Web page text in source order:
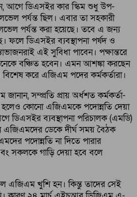
আগে ডিএসইর কার স্কিম শুধু উপ-
পর্যন্ত ছিল। এবার তা সহকারী
পর্যন্ত করা হয়েছে। তবে এ জন্য
ফলে ডিএসইর ব্যবস্থাপনা পর্ষদ ও
এই সুবিধা পাবেন। পক্ষান্তরে
বঞ্চিত হবেন। এমন আশঙ্কা করছেন
করে এজিএম পদের কর্মকর্তারা।
সম্প্রতি প্রায় অর্ধশত কর্মকর্তা-
হলেও কোনো এজিএমকে পদোন্নতি দেয়া
ডিএসইর ব্যবস্থাপনা পরিচালক (এমডি)
ডেকে দীর্ঘ সময় বৈঠক
পদোন্নতি না দিতে পারার
সকলকে গাড়ি দেয়া হবে বলে
এজিএম খুশি হন। কিন্তু তাদের সেই